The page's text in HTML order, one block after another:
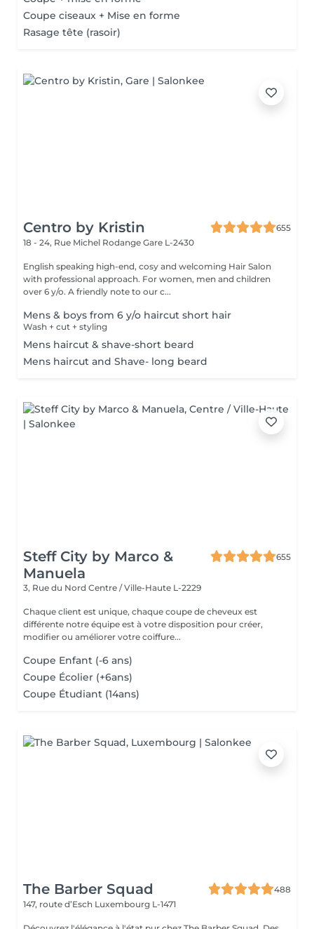
Coupe ciseaux + Mise en forme
Rasage tête (rasoir)
Centro by Kristin
655
18 - 24, Rue Michel Rodange Gare L-2430
English speaking high-end, cosy and welcoming Hair Salon
with professional approach. For women, men and children
over 6 y/o. A friendly note to our c...
Mens & boys from 6 y/o haircut short hair
Wash + cut + styling
Mens haircut & shave-short beard
Mens haircut and Shave- long beard
Steff City by Marco &
Manuela
655
3, Rue du Nord Centre / Ville-Haute L-2229
Chaque client est unique, chaque coupe de cheveux est
différente notre équipe est à votre disposition pour créer,
modifier ou améliorer votre coiffure...
Coupe Enfant (-6 ans)
Coupe Écolier (+6ans)
Coupe Étudiant (14ans)
The Barber Squad
488
147, route d’Esch Luxembourg L-1471